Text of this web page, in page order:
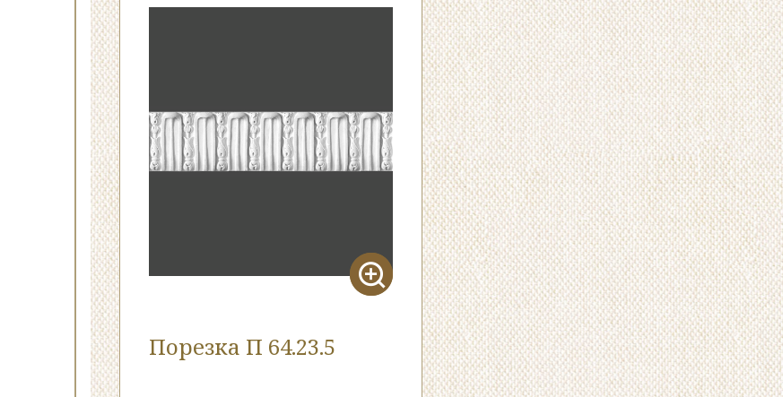
Порезка П 64.23.5